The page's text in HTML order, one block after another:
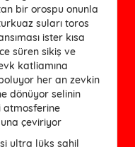
bir orospu onunla
suları toros
ister kısa
süren sikiş ve
katliamına
her an zevkin
dönüyor selinin
atmosferine
çeviriyor
ultra lüks sahil